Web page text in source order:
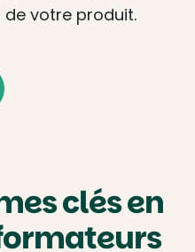
de votre produit.
clés en